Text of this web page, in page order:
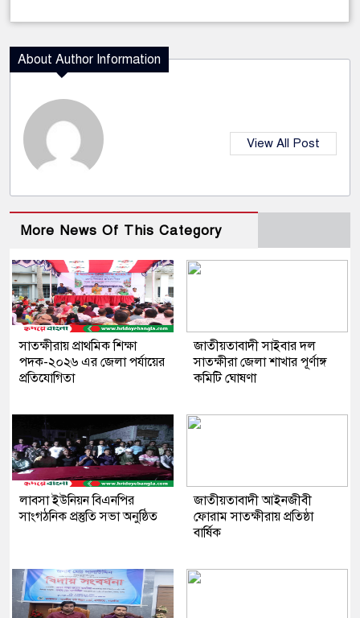
About Author Information
View All Post
More News Of This Category
সাতক্ষীরায় প্রাথমিক শিক্ষা
পদক-২০২৬ এর জেলা পর্যায়ের
প্রতিযোগিতা
জাতীয়তাবাদী সাইবার দল
সাতক্ষীরা জেলা শাখার পূর্ণাঙ্গ
কমিটি ঘোষণা
লাবসা ইউনিয়ন বিএনপির
সাংগঠনিক প্রস্তুতি সভা অনুষ্ঠিত
জাতীয়তাবাদী আইনজীবী
ফোরাম সাতক্ষীরায় প্রতিষ্ঠা
বার্ষিক